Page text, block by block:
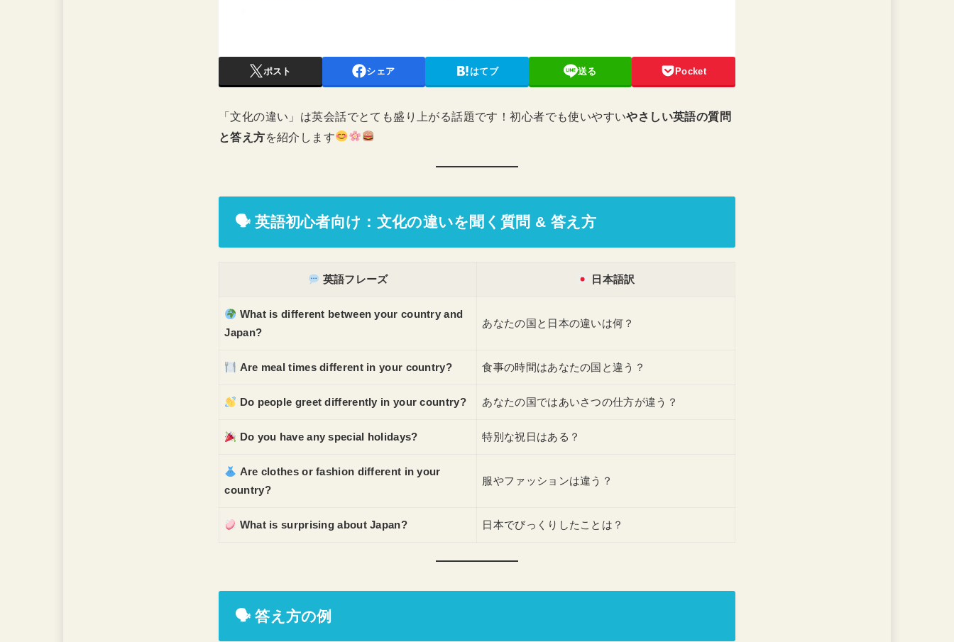
ポスト シェア はてブ 送る Pocket
「文化の違い」は英会話でとても盛り上がる話題です！初心者でも使いやすいやさしい英語の質問
と答え方を紹介します
🗣 英語初心者向け：文化の違いを聞く質問 & 答え方
英語フレーズ 日本語訳
What is different between your country and
Japan?
あなたの国と日本の違いは何？
Are meal times different in your country? 食事の時間はあなたの国と違う？
Do people greet differently in your country? あなたの国ではあいさつの仕方が違う？
Do you have any special holidays? 特別な祝日はある？
Are clothes or fashion different in your
country?
服やファッションは違う？
What is surprising about Japan? 日本でびっくりしたことは？
🗣 答え方の例